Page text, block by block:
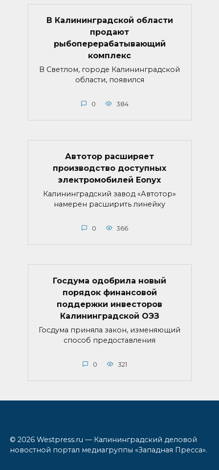
В Калининградской области
продают
рыбоперерабатывающий
комплекс
В Светлом, городе Калининградской
области, появился
0 384
Автотор расширяет
производство доступных
электромобилей Eonyx
Калининградский завод «Автотор»
намерен расширить линейку
0 366
Госдума одобрила новый
порядок финансовой
поддержки инвесторов
Калининградской ОЭЗ
Госдума приняла закон, изменяющий
способ предоставления
0 321
© 2026 Westpress.ru — Калининградский деловой
новостной портал медиагруппы «Западная Пресса».